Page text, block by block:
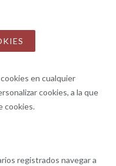
en cualquier
cookies, a la que
cookies.
registrados navegar a